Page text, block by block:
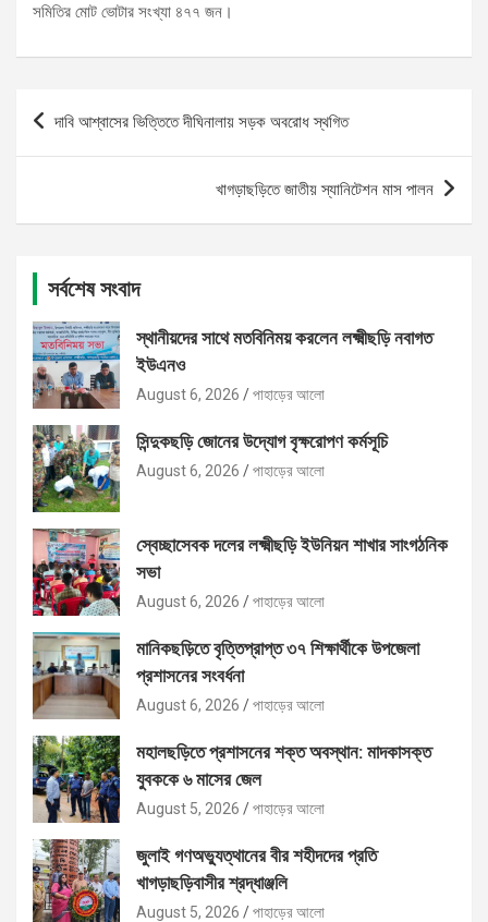
সমিতির মোট ভোটার সংখ্যা ৪৭৭ জন।
Post
navigation
দাবি আশ্বাসের ভিত্তিতে দীঘিনালায় সড়ক অবরোধ স্থগিত
খাগড়াছড়িতে জাতীয় স্যানিটেশন মাস পালন
সর্বশেষ সংবাদ
স্থানীয়দের সাথে মতবিনিময় করলেন লক্ষ্মীছড়ি নবাগত
ইউএনও
August 6, 2026 পাহাড়ের আলো
সিন্দুকছড়ি জোনের উদ্যোগ বৃক্ষরোপণ কর্মসূচি
August 6, 2026 পাহাড়ের আলো
স্বেচ্ছাসেবক দলের লক্ষ্মীছড়ি ইউনিয়ন শাখার সাংগঠনিক
সভা
August 6, 2026 পাহাড়ের আলো
মানিকছড়িতে বৃত্তিপ্রাপ্ত ৩৭ শিক্ষার্থীকে উপজেলা
প্রশাসনের সংবর্ধনা
August 6, 2026 পাহাড়ের আলো
মহালছড়িতে প্রশাসনের শক্ত অবস্থান: মাদকাসক্ত
যুবককে ৬ মাসের জেল
August 5, 2026 পাহাড়ের আলো
জুলাই গণঅভ্যুত্থানের বীর শহীদদের প্রতি
খাগড়াছড়িবাসীর শ্রদ্ধাঞ্জলি
August 5, 2026 পাহাড়ের আলো